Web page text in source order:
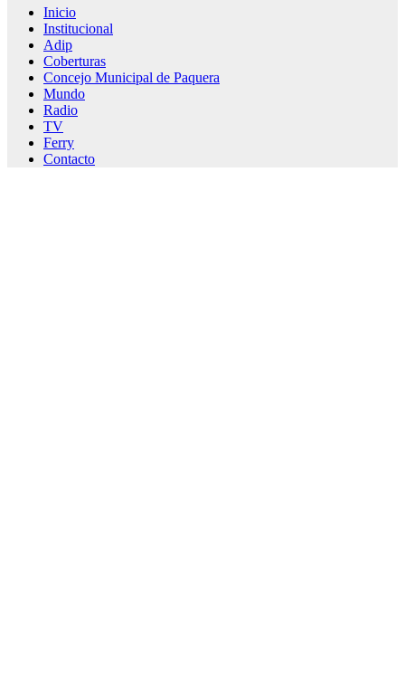
Inicio
Institucional
Adip
Coberturas
Concejo Municipal de Paquera
Mundo
Radio
TV
Ferry
Contacto